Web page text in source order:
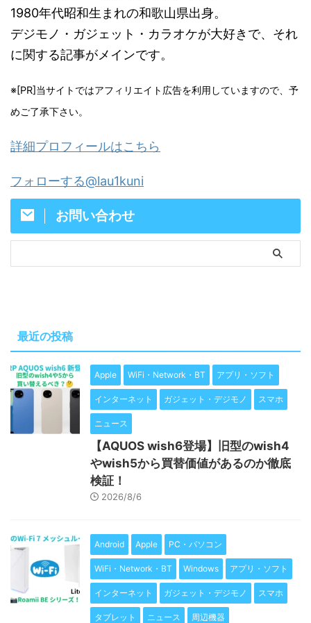
1980年代昭和生まれの和歌山県出身。
デジモノ・ガジェット・カラオケが大好きで、それ
に関する記事がメインです。
※[PR]当サイトではアフィリエイト広告を利用していますので、予
めご了承下さい。
詳細プロフィールはこちら
フォローする@lau1kuni
お問い合わせ
最近の投稿
Apple WiFi・Network・BT アプリ・ソフト
インターネット ガジェット・デジモノ スマホ
ニュース
【AQUOS wish6登場】旧型のwish4
やwish5から買替価値があるのか徹底
検証！
2026/8/6
Android Apple PC・パソコン
WiFi・Network・BT Windows アプリ・ソフト
インターネット ガジェット・デジモノ スマホ
タブレット ニュース 周辺機器